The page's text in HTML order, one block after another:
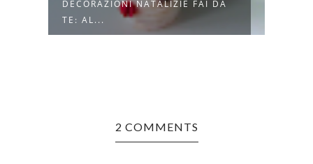
DECORAZIONI NATALIZIE FAI DA
TE: AL...
2 COMMENTS